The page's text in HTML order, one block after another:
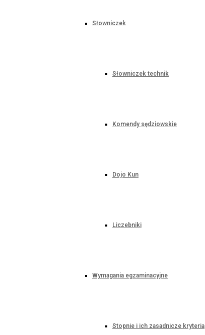
Słowniczek
Słowniczek technik
Komendy sędziowskie
Dojo Kun
Liczebniki
Wymagania egzaminacyjne
Stopnie i ich zasadnicze kryteria